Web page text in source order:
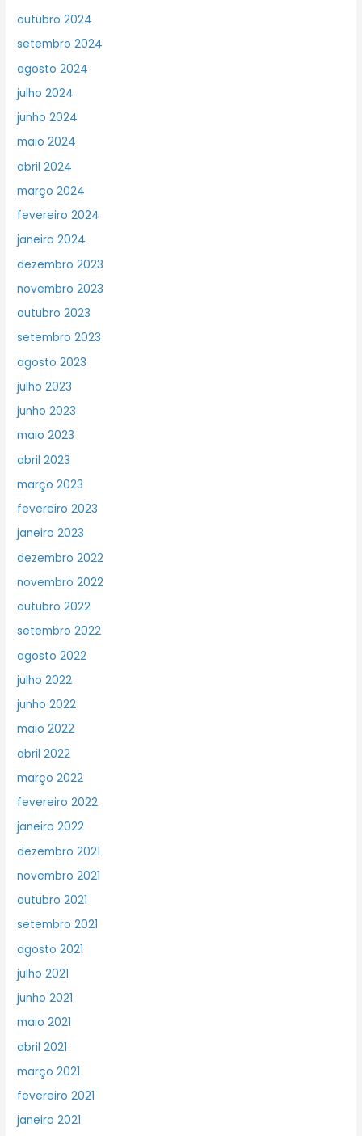
outubro 2024
setembro 2024
agosto 2024
julho 2024
junho 2024
maio 2024
abril 2024
março 2024
fevereiro 2024
janeiro 2024
dezembro 2023
novembro 2023
outubro 2023
setembro 2023
agosto 2023
julho 2023
junho 2023
maio 2023
abril 2023
março 2023
fevereiro 2023
janeiro 2023
dezembro 2022
novembro 2022
outubro 2022
setembro 2022
agosto 2022
julho 2022
junho 2022
maio 2022
abril 2022
março 2022
fevereiro 2022
janeiro 2022
dezembro 2021
novembro 2021
outubro 2021
setembro 2021
agosto 2021
julho 2021
junho 2021
maio 2021
abril 2021
março 2021
fevereiro 2021
janeiro 2021